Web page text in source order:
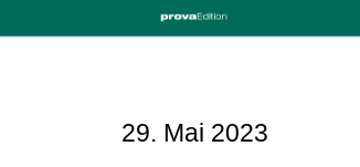
29. Mai 2023